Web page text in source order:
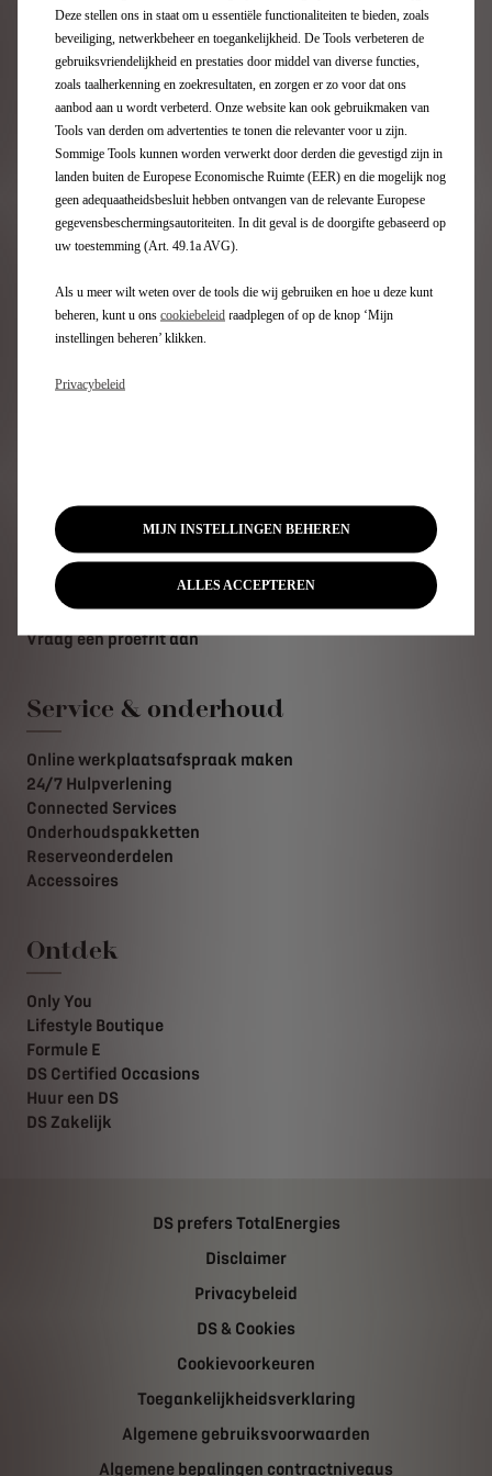
Inschrijven nieuwsbrief
DS modellen
100% elektrische modellen
Hybrid modellen
Plug-in hybrid modellen
SUV
Limited Editions DS
Financieringsoplossingen
Vind een DS Store
Contact
Vraag een offerte aan
Vraag brochure / prijslijst aan
Vraag een proefrit aan
Service & onderhoud
Online werkplaatsafspraak maken
24/7 Hulpverlening
Connected Services
Onderhoudspakketten
Reserveonderdelen
Accessoires
Ontdek
Only You
Lifestyle Boutique
Formule E
DS Certified Occasions
Huur een DS
DS Zakelijk
DS prefers TotalEnergies
Disclaimer
Privacybeleid
DS & Cookies
Cookievoorkeuren
Toegankelijkheidsverklaring
Algemene gebruiksvoorwaarden
Algemene bepalingen contractniveaus
Deze stellen ons in staat om u essentiële functionaliteiten te bieden, zoals
beveiliging, netwerkbeheer en toegankelijkheid. De Tools verbeteren de
gebruiksvriendelijkheid en prestaties door middel van diverse functies,
zoals taalherkenning en zoekresultaten, en zorgen er zo voor dat ons
aanbod aan u wordt verbeterd. Onze website kan ook gebruikmaken van
Tools van derden om advertenties te tonen die relevanter voor u zijn.
Sommige Tools kunnen worden verwerkt door derden die gevestigd zijn in
landen buiten de Europese Economische Ruimte (EER) en die mogelijk nog
geen adequaatheidsbesluit hebben ontvangen van de relevante Europese
gegevensbeschermingsautoriteiten. In dit geval is de doorgifte gebaseerd op
uw toestemming (Art. 49.1a AVG).
Als u meer wilt weten over de tools die wij gebruiken en hoe u deze kunt
beheren, kunt u ons cookiebeleid raadplegen of op de knop ‘Mijn
instellingen beheren’ klikken.
Privacybeleid
MIJN INSTELLINGEN BEHEREN
ALLES ACCEPTEREN